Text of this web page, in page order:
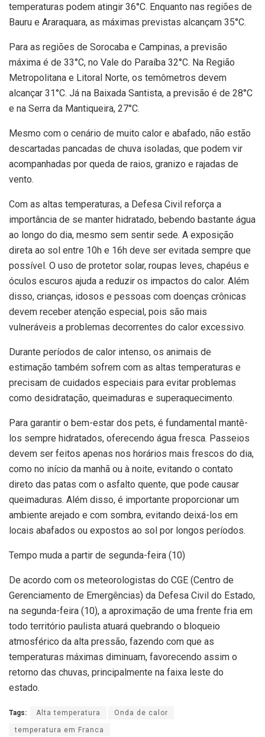
temperaturas podem atingir 36°C. Enquanto nas regiões de
Bauru e Araraquara, as máximas previstas alcançam 35°C.
Para as regiões de Sorocaba e Campinas, a previsão
máxima é de 33°C, no Vale do Paraíba 32°C. Na Região
Metropolitana e Litoral Norte, os temômetros devem
alcançar 31°C. Já na Baixada Santista, a previsão é de 28°C
e na Serra da Mantiqueira, 27°C.
Mesmo com o cenário de muito calor e abafado, não estão
descartadas pancadas de chuva isoladas, que podem vir
acompanhadas por queda de raios, granizo e rajadas de
vento.
Com as altas temperaturas, a Defesa Civil reforça a
importância de se manter hidratado, bebendo bastante água
ao longo do dia, mesmo sem sentir sede. A exposição
direta ao sol entre 10h e 16h deve ser evitada sempre que
possível. O uso de protetor solar, roupas leves, chapéus e
óculos escuros ajuda a reduzir os impactos do calor. Além
disso, crianças, idosos e pessoas com doenças crônicas
devem receber atenção especial, pois são mais
vulneráveis a problemas decorrentes do calor excessivo.
Durante períodos de calor intenso, os animais de
estimação também sofrem com as altas temperaturas e
precisam de cuidados especiais para evitar problemas
como desidratação, queimaduras e superaquecimento.
Para garantir o bem-estar dos pets, é fundamental mantê-
los sempre hidratados, oferecendo água fresca. Passeios
devem ser feitos apenas nos horários mais frescos do dia,
como no início da manhã ou à noite, evitando o contato
direto das patas com o asfalto quente, que pode causar
queimaduras. Além disso, é importante proporcionar um
ambiente arejado e com sombra, evitando deixá-los em
locais abafados ou expostos ao sol por longos períodos.
Tempo muda a partir de segunda-feira (10)
De acordo com os meteorologistas do CGE (Centro de
Gerenciamento de Emergências) da Defesa Civil do Estado,
na segunda-feira (10), a aproximação de uma frente fria em
todo território paulista atuará quebrando o bloqueio
atmosférico da alta pressão, fazendo com que as
temperaturas máximas diminuam, favorecendo assim o
retorno das chuvas, principalmente na faixa leste do
estado.
Tags: Alta temperatura Onda de calor
temperatura em Franca